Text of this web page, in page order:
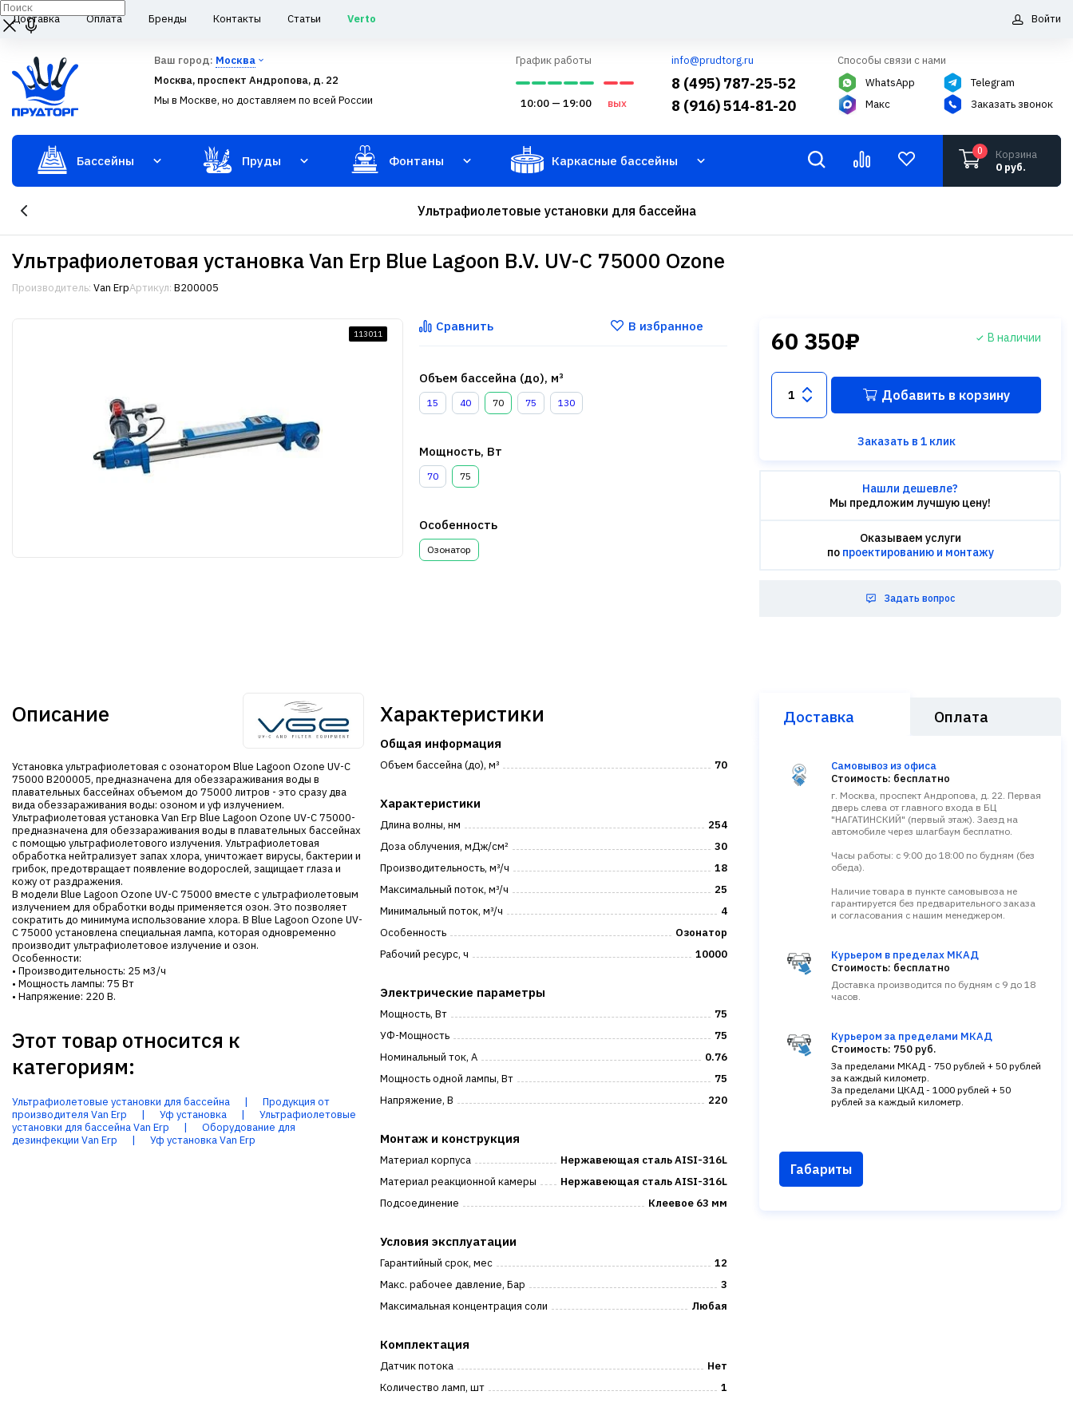
Доставка Оплата Бренды Контакты Статьи Verto Войти
Ваш город: Москва
Москва, проспект Андропова, д. 22
Мы в Москве, но доставляем по всей России
График работы
10:00 — 19:00 вых
info@prudtorg.ru
8 (495) 787-25-52
8 (916) 514-81-20
Способы связи с нами
WhatsApp
Макс
Telegram
Заказать звонок
Бассейны Пруды Фонтаны Каркасные бассейны
0
Корзина
0 руб.
Ультрафиолетовые установки для бассейна
Ультрафиолетовая установка Van Erp Blue Lagoon B.V. UV-C 75000 Ozone
Производитель: Van ErpАртикул: B200005
113011
Сравнить В избранное
Объем бассейна (до), м³
15 40 70 75 130
Мощность, Вт
70 75
Особенность
Озонатор
60 350₽ В наличии
Добавить в корзину
Заказать в 1 клик
Нашли дешевле?
Мы предложим лучшую цену!
Оказываем услуги
по проектированию и монтажу
Задать вопрос
Описание
Установка ультрафиолетовая с озонатором Blue Lagoon Ozone UV-C
75000 B200005, предназначена для обеззараживания воды в
плавательных бассейнах объемом до 75000 литров - это сразу два
вида обеззараживания воды: озоном и уф излучением.
Ультрафиолетовая установка Van Erp Blue Lagoon Ozone UV-C 75000-
предназначена для обеззараживания воды в плавательных бассейнах
с помощью ультрафиолетового излучения. Ультрафиолетовая
обработка нейтрализует запах хлора, уничтожает вирусы, бактерии и
грибок, предотвращает появление водорослей, защищает глаза и
кожу от раздражения.
В модели Blue Lagoon Ozone UV-C 75000 вместе с ультрафиолетовым
излучением для обработки воды применяется озон. Это позволяет
сократить до минимума использование хлора. В Blue Lagoon Ozone UV-
C 75000 установлена специальная лампа, которая одновременно
производит ультрафиолетовое излучение и озон.
Особенности:
• Производительность: 25 м3/ч
• Мощность лампы: 75 Вт
• Напряжение: 220 В.
Этот товар относится к
категориям:
Ультрафиолетовые установки для бассейна |
Продукция от
производителя Van Erp
| Уф установка |
Ультрафиолетовые
установки для бассейна Van Erp
|
Оборудование для
дезинфекции Van Erp
| Уф установка Van Erp
Характеристики
Общая информация
Объем бассейна (до), м³ 70
Характеристики
Длина волны, нм
254
Доза облучения, мДж/см²
30
Производительность, м³/ч
18
Максимальный поток, м³/ч
25
Минимальный поток, м³/ч
4
Особенность
Озонатор
Рабочий ресурс, ч
10000
Электрические параметры
Мощность, Вт
75
УФ-Мощность
75
Номинальный ток, А
0.76
Мощность одной лампы, Вт
75
Напряжение, В
220
Монтаж и конструкция
Материал корпуса
Нержавеющая сталь AISI-316L
Материал реакционной камеры
Нержавеющая сталь AISI-316L
Подсоединение
Клеевое 63 мм
Условия эксплуатации
Гарантийный срок, мес
12
Макс. рабочее давление, Бар
3
Максимальная концентрация соли
Любая
Комплектация
Датчик потока
Нет
Количество ламп, шт
1
Доставка Оплата
Самовывоз из офиса
Стоимость: бесплатно
г. Москва, проспект Андропова, д. 22. Первая
дверь слева от главного входа в БЦ
"НАГАТИНСКИЙ" (первый этаж). Заезд на
автомобиле через шлагбаум бесплатно.
Часы работы: с 9:00 до 18:00 по будням (без
обеда).
Наличие товара в пункте самовывоза не
гарантируется без предварительного заказа
и согласования с нашим менеджером.
Курьером в пределах МКАД
Стоимость: бесплатно
Доставка производится по будням с 9 до 18
часов.
Курьером за пределами МКАД
Стоимость: 750 руб.
За пределами МКАД - 750 рублей + 50 рублей
за каждый километр.
За пределами ЦКАД - 1000 рублей + 50
рублей за каждый километр.
Габариты